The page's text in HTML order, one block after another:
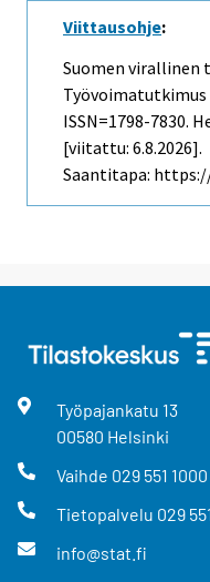
Viittausohje:
Suomen virallinen
ISSN=1798-7830.
[viitattu: 6.8.2026].
Saantitapa:
Työpajankatu 13
00580 Helsinki
Vaihde 029 551 1000
Tietopalvelu 029
info@stat.fi